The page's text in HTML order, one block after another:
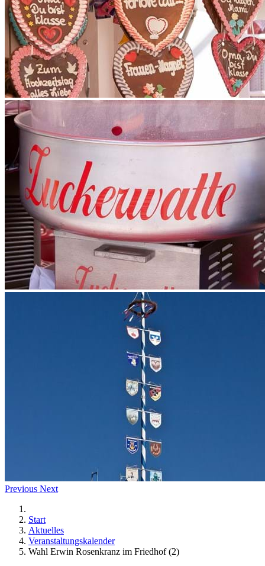
Previous Next
Start
Aktuelles
Veranstaltungskalender
Wahl Erwin Rosenkranz im Friedhof (2)